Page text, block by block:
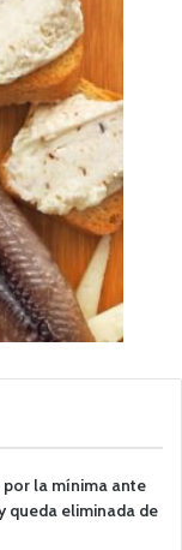
por la mínima ante
queda eliminada de